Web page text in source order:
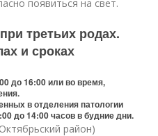
появиться на свет.
третьих родах.
и сроках
до 16:00 или во время,
в отделения патологии
до 14:00 часов в будние дни.
район)